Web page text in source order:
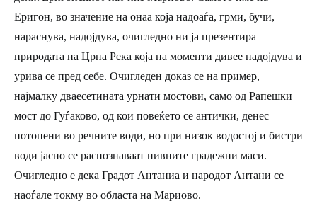
Еригон, во значение на онаа која надоаѓа, грми, бучи,
нараснува, надојдува, очигледно ни ја презентира
природата на Црна Река која на моменти дивее надојдува и
урива се пред себе. Очигледен доказ се на пример,
најмалку дваесетината урнати мостови, само од Рапешки
мост до Гуѓаково, од кои повеќето се антички, денес
потопени во речните води, но при низок водостој и бистри
води јасно се распознаваат нивните градежни маси.
Очигледно е дека Градот Антаниа и народот Антани се
наоѓале токму во областа на Мариово.